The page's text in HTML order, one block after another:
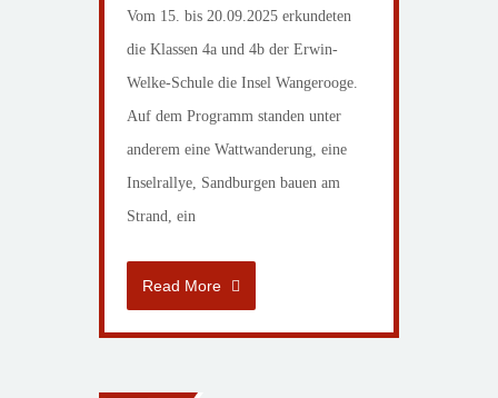
Vom 15. bis 20.09.2025 erkundeten
die Klassen 4a und 4b der Erwin-
Welke-Schule die Insel Wangerooge.
Auf dem Programm standen unter
anderem eine Wattwanderung, eine
Inselrallye, Sandburgen bauen am
Strand, ein
Read More